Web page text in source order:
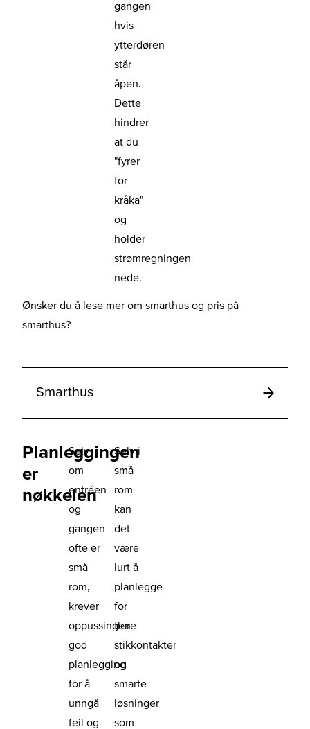
gangen
hvis
ytterdøren
står
åpen.
Dette
hindrer
at du
"fyrer
for
kråka"
og
holder
strømregningen
nede.
Ønsker du å lese mer om smarthus og pris på
smarthus?
Smarthus
Planleggingen
er
nøkkelen
Selv
om
entréen
og
gangen
ofte er
små
rom,
krever
oppussingen
god
planlegging
for å
unngå
feil og
Selv i
små
rom
kan
det
være
lurt å
planlegge
for
flere
stikkontakter
og
smarte
løsninger
som